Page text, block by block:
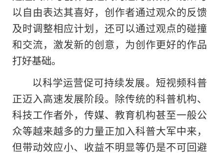
以自由表达其喜好，创作者通过观众的反馈
及时调整相应计划，还可以通过观点的碰撞
和交流，激发新的创意，为创作更好的作品
打好基础。
以科学运营促可持续发展。短视频科普
正迈入高速发展阶段。除传统的科普机构、
科技工作者外，传媒、教育机构甚至一般公
众等越来越多的力量正加入科普大军中来，
但带动效应小、收益不明显等仍是不可回避